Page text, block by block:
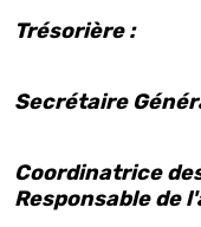
Coordinatrice
Responsable de